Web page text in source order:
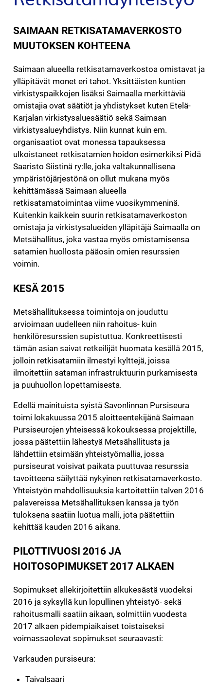
SAIMAAN RETKISATAMA­VERKOSTO
MUUTOKSEN KOHTEENA
Saimaan alueella retkisatamaverkostoa omistavat ja
ylläpitävät monet eri tahot. Yksittäisten kuntien
virkistyspaikkojen lisäksi Saimaalla merkittäviä
omistajia ovat säätiöt ja yhdistykset kuten Etelä-
Karjalan virkistysaluesäätiö sekä Saimaan
virkistysalueyhdistys. Niin kunnat kuin em.
organisaatiot ovat monessa tapauksessa
ulkoistaneet retkisatamien hoidon esimerkiksi Pidä
Saaristo Siistinä ry:lle, joka valtakunnallisena
ympäristöjärjestönä on ollut mukana myös
kehittämässä Saimaan alueella
retkisatamatoimintaa viime vuosikymmeninä.
Kuitenkin kaikkein suurin retkisatamaverkoston
omistaja ja virkistysalueiden ylläpitäjä Saimaalla on
Metsähallitus, joka vastaa myös omistamisensa
satamien huollosta pääosin omien resurssien
voimin.
KESÄ 2015
Metsähallituksessa toimintoja on jouduttu
arvioimaan uudelleen niin rahoitus- kuin
henkilöresurssien supistuttua. Konkreettisesti
tämän asian saivat retkeilijät huomata kesällä 2015,
jolloin retkisatamiin ilmestyi kylttejä, joissa
ilmoitettiin sataman infrastruktuurin purkamisesta
ja puuhuollon lopettamisesta.
Edellä mainituista syistä Savonlinnan Pursiseura
toimi lokakuussa 2015 aloitteentekijänä Saimaan
Pursiseurojen yhteisessä kokouksessa projektille,
jossa päätettiin lähestyä Metsähallitusta ja
lähdettiin etsimään yhteistyömallia, jossa
pursiseurat voisivat paikata puuttuvaa resurssia
tavoitteena säilyttää nykyinen retkisatamaverkosto.
Yhteistyön mahdollisuuksia kartoitettiin talven 2016
palavereissa Metsähallituksen kanssa ja työn
tuloksena saatiin luotua malli, jota päätettiin
kehittää kauden 2016 aikana.
PILOTTIVUOSI 2016 JA
HOITOSOPIMUKSET 2017 ALKAEN
Sopimukset allekirjoitettiin alkukesästä vuodeksi
2016 ja syksyllä kun lopullinen yhteistyö- sekä
rahoitusmalli saatiin aikaan, solmittiin vuodesta
2017 alkaen pidempiaikaiset toistaiseksi
voimassaolevat sopimukset seuraavasti:
Varkauden pursiseura:
Taivalsaari